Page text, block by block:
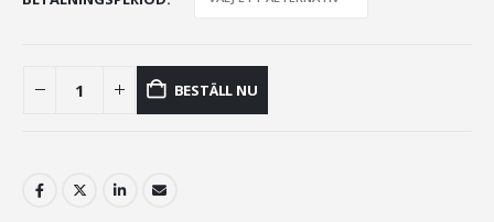
BESTÄLL NU